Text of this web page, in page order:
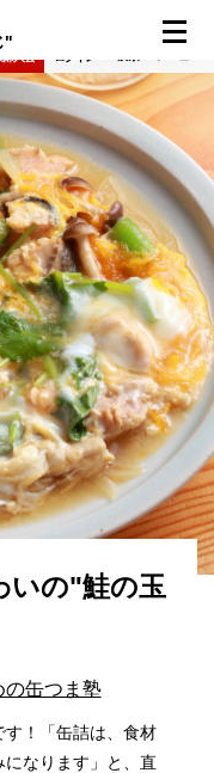
"
いの"鮭の玉
の缶つま塾
！「缶詰は、食材
なります」と、直